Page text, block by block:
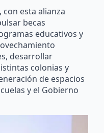
esta alianza
becas
educativos y
desarrollar
colonias y
de espacios
y el Gobierno